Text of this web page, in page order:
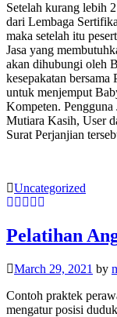
Setelah kurang lebih
dari Lembaga
maka setelah itu
Jasa yang
akan dihubungi oleh
kesepakatan bersama
untuk menjemput
Kompeten. Pengguna
Mutiara Kasih, User
Surat Perjanjian
Uncategorized
Pelatihan
March 29, 2021 by
Contoh praktek
mengatur posisi